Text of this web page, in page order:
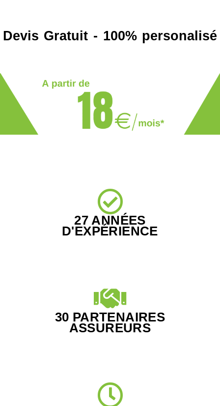
Devis Gratuit - 100% personalisé
27 ANNÉES
D'EXPÉRIENCE
30 PARTENAIRES
ASSUREURS